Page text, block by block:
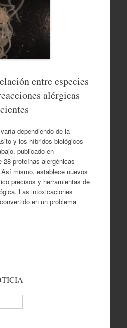
entre especies
alérgicas
dependiendo de la
y los híbridos biológicos
publicado en
28 proteínas alergénicas
mismo, establece nuevos
precisos y herramientas de
Las intoxicaciones
en un problema